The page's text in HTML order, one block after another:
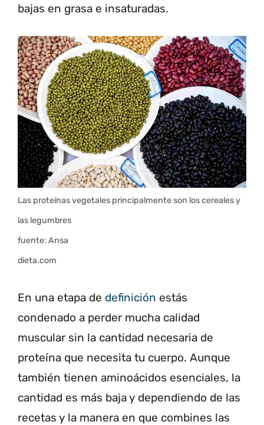
bajas en grasa e insaturadas.
Las proteínas vegetales principalmente son los cereales y
las legumbres
fuente: Ansa
dieta.com
En una etapa de definición estás
condenado a perder mucha calidad
muscular sin la cantidad necesaria de
proteína que necesita tu cuerpo. Aunque
también tienen aminoácidos esenciales, la
cantidad es más baja y dependiendo de las
recetas y la manera en que combines las